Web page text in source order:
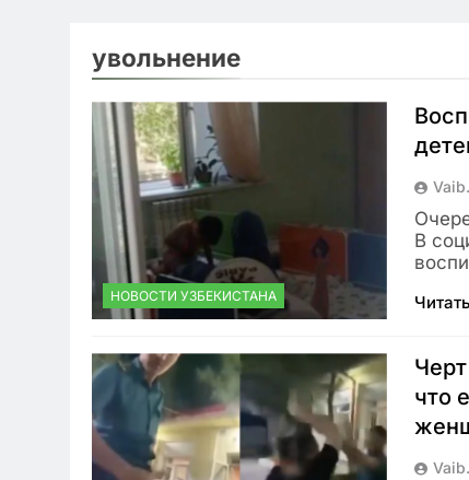
увольнение
НОВОСТИ УЗБЕКИСТАНА
В
что